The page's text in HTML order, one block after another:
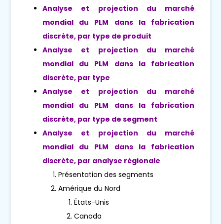
Analyse et projection du marché
mondial du PLM dans la fabrication
discrète, par type de produit
Analyse et projection du marché
mondial du PLM dans la fabrication
discrète, par type
Analyse et projection du marché
mondial du PLM dans la fabrication
discrète, par type de segment
Analyse et projection du marché
mondial du PLM dans la fabrication
discrète, par analyse régionale
Présentation des segments
Amérique du Nord
États-Unis
Canada